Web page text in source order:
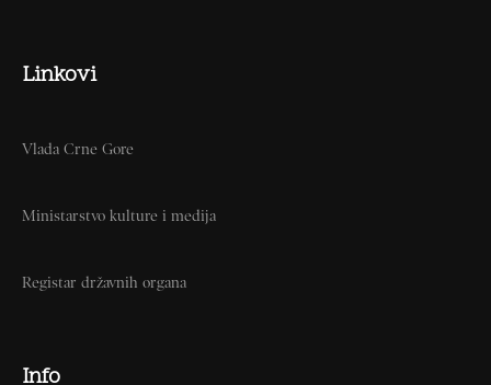
Linkovi
Vlada Crne Gore
Ministarstvo kulture i medija
Registar državnih organa
Info